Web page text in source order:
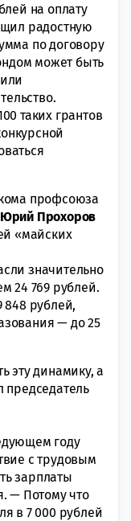
на оплату
радостную
по договору
может быть
таких грантов
профсоюза
Юрий Прохоров
«майских
значительно
24 769 рублей.
848 рублей,
— до 25
эту динамику, а
председатель
году
с трудовым
зарплаты
— Потому что
в 7 000 рублей